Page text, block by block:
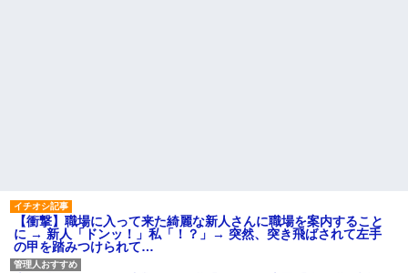
【衝撃】職場に入って来た綺麗な新人さんに職場を案内すること
に → 新人「ドンッ！」私「！？」→ 突然、突き飛ばされて左手
の甲を踏みつけられて…